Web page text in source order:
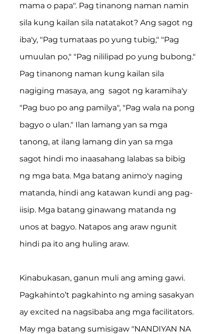
mama o papa". Pag tinanong naman namin
sila kung kailan sila natatakot? Ang sagot ng
iba'y, "Pag tumataas po yung tubig," "Pag
umuulan po," "Pag nililipad po yung bubong."
Pag tinanong naman kung kailan sila
nagiging masaya, ang  sagot ng karamiha'y
"Pag buo po ang pamilya", "Pag wala na pong
bagyo o ulan." Ilan lamang yan sa mga
tanong, at ilang lamang din yan sa mga
sagot hindi mo inaasahang lalabas sa bibig
ng mga bata. Mga batang animo'y naging
matanda, hindi ang katawan kundi ang pag-
iisip. Mga batang ginawang matanda ng
unos at bagyo. Natapos ang araw ngunit
hindi pa ito ang huling araw.
Kinabukasan, ganun muli ang aming gawi.
Pagkahinto’t pagkahinto ng aming sasakyan
ay excited na nagsibaba ang mga facilitators.
May mga batang sumisigaw "NANDIYAN NA